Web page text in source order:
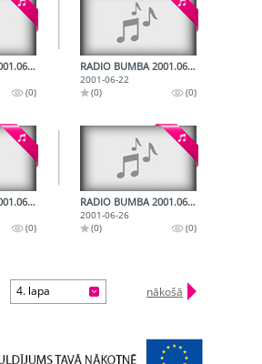
RADIO BUMBA 2001.06.21.
(0)
RADIO BUMBA 2001.06.22.
2001-06-22
(0)
(0)
RADIO BUMBA 2001.06.25.
(0)
RADIO BUMBA 2001.06.26.
2001-06-26
(0)
(0)
4. lapa nākošā